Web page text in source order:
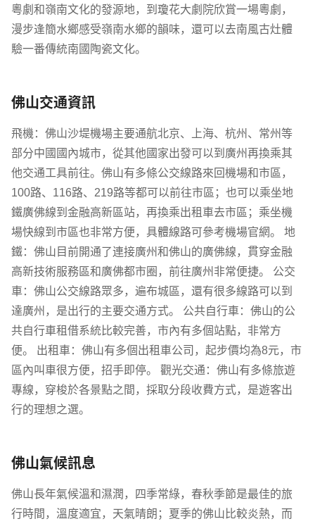
粵劇和嶺南文化的發源地，到瓊花大劇院欣賞一場粵劇，
漫步逢簡水鄉感受嶺南水鄉的韻味，還可以去南風古灶體
驗一番傳統南國陶瓷文化。
佛山交通資訊
飛機：佛山沙堤機場主要通航北京、上海、杭州、常州等
部分中國國內城市，從其他國家出發可以到廣州再換乘其
他交通工具前往。佛山有多條公交線路來回機場和市區，
100路、116路、219路等都可以前往市區；也可以乘坐地
鐵廣佛線到金融高新區站，再換乘出租車去市區；乘坐機
場快線到市區也非常方便，具體線路可參考機場官網。 地
鐵：佛山目前開通了連接廣州和佛山的廣佛線，貫穿金融
高新技術服務區和廣佛都市圈，前往廣州非常便捷。 公交
車：佛山公交線路眾多，遍布城區，還有很多線路可以到
達廣州，是出行的主要交通方式。 公共自行車：佛山的公
共自行車租借系統比較完善，市內有多個站點，非常方
便。 出租車：佛山有多個出租車公司，起步價均為8元，市
區內叫車很方便，招手即停。 觀光交通：佛山有多條旅遊
專線，穿梭於各景點之間，採取分段收費方式，是遊客出
行的理想之選。
佛山氣候訊息
佛山長年氣候溫和濕潤，四季常綠，春秋季節是最佳的旅
行時間，溫度適宜，天氣晴朗；夏季的佛山比較炎熱，而